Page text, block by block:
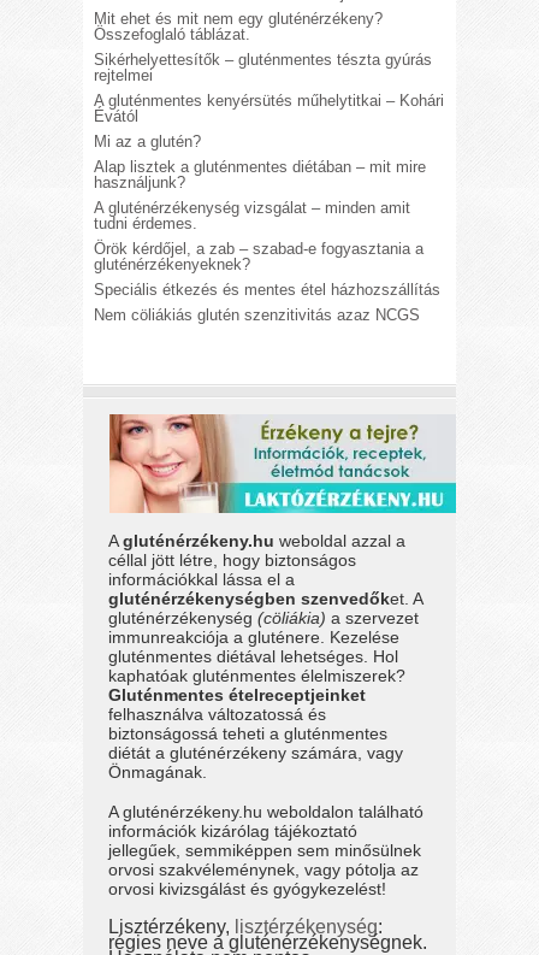
Mit ehet és mit nem egy gluténérzékeny?
Összefoglaló táblázat.
Sikérhelyettesítők – gluténmentes tészta gyúrás
rejtelmei
A gluténmentes kenyérsütés műhelytitkai – Kohári
Évától
Mi az a glutén?
Alap lisztek a gluténmentes diétában – mit mire
használjunk?
A gluténérzékenység vizsgálat – minden amit
tudni érdemes.
Örök kérdőjel, a zab – szabad-e fogyasztania a
gluténérzékenyeknek?
Speciális étkezés és mentes étel házhozszállítás
Nem cöliákiás glutén szenzitivitás azaz NCGS
Agluténérzékeny.hu weboldal azzal a
céllal jött létre, hogy biztonságos
információkkal lássa el a
gluténérzékenységben szenvedőket. A
gluténérzékenység(cöliákia) a szervezet
immunreakciója a gluténere. Kezelése
gluténmentes diétával lehetséges. Hol
kaphatóak gluténmentes élelmiszerek?
Gluténmentes ételreceptjeinket
felhasználva változatossá és
biztonságossá teheti a gluténmentes
diétát a gluténérzékeny számára, vagy
Önmagának.
A gluténérzékeny.hu weboldalon található
információk kizárólag tájékoztató
jellegűek, semmiképpen sem minősülnek
orvosi szakvéleménynek, vagy pótolja az
orvosi kivizsgálást és gyógykezelést!
Lisztérzékeny, lisztérzékenység:
régies neve a gluténérzékenységnek.